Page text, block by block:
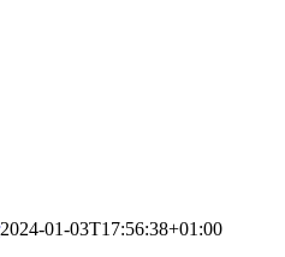
2024-01-03T17:56:38+01:00